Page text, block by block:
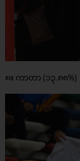
၈။ ကာတာ (၁၃.၈၈%)